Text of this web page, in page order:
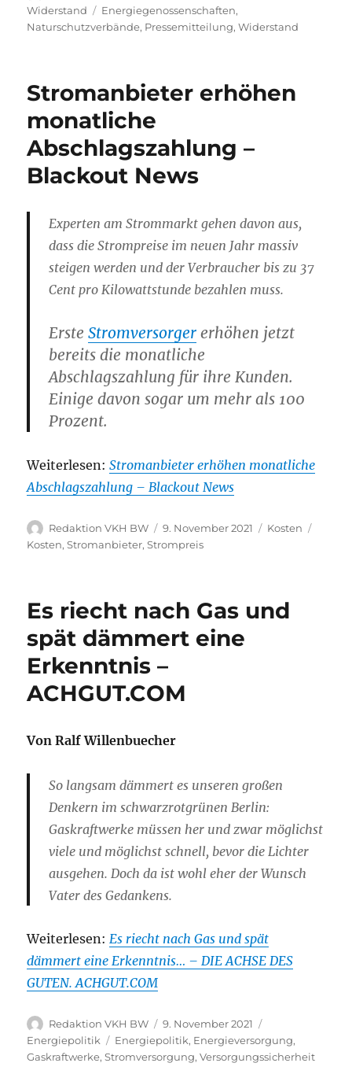
am
Widerstand
Schlagwörter
Energiegenossenschaften,
Naturschutzverbände, Pressemitteilung,Widerstand
Stromanbieter erhöhen
monatliche
Abschlagszahlung –
Blackout News
Experten am Strommarkt gehen davon aus,
dass die Strompreise im neuen Jahr massiv
steigen werden und der Verbraucher bis zu 37
Cent pro Kilowattstunde bezahlen muss.
ErsteStromversorger erhöhen jetzt
bereits die monatliche
Abschlagszahlung für ihre Kunden.
Einige davon sogar um mehr als 100
Prozent.
Weiterlesen:Stromanbieter erhöhen monatliche
Abschlagszahlung – Blackout News
Autor
Redaktion VKH BW
Veröffentlicht
am
9. November 2021 Kategorien
Kosten
Kosten,Stromanbieter,Strompreis
Es riecht nach Gas und
spät dämmert eine
Erkenntnis –
ACHGUT.COM
Von Ralf Willenbuecher
So langsam dämmert es unseren großen
Denkern im schwarzrotgrünen Berlin:
Gaskraftwerke müssen her und zwar möglichst
viele und möglichst schnell, bevor die Lichter
ausgehen. Doch da ist wohl eher der Wunsch
Vater des Gedankens.
Weiterlesen:Es riecht nach Gas und spät
dämmert eine Erkenntnis… – DIE ACHSE DES
GUTEN. ACHGUT.COM
Autor
Redaktion VKH BW
Veröffentlicht
am
9. November 2021
Energiepolitik
Schlagwörter
Energiepolitik, Energieversorgung,
Gaskraftwerke,Stromversorgung,Versorgungssicherheit